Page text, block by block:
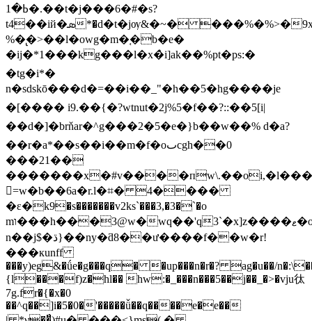
ߕ�1�.��t�j���6�#�s?
t4��iй�ܣ*�d�t�jѹ&�~� ���%�%>�9xf���h^c�'=�u�j��&a�|-
%�̢�>��l�owg�m�֚�b�e�
�ij�*1���kg���l�x�̀i]ak��%pt�ps:�
�tg�i*�
n�sdskō���d�=��i��_"�h��5�hg����je
�[���� i9.��{�?wtnut�2j%5�f��?::��5[i|
��d�]�brňar�^g���2�5�e�}b��w��% d�a?
��r�a*��s��i��m�f�oٮcgh��0
���21��
𥜦=w�b��6a�r.l�⌗� 4����
�ε�k9�s�������v2ks`���3,�3�`�o
mו���h���3@w�wq��'q3`�x]z����ޱ�o�[�����-
n��j$�ڌ}��ny�ƌ8��ư����f��w�r!
���кunff
���y)eg&�ǘe�g���q� �up���n�r�? ag�u��/
{l���f)z�hl�� hw:�_���n���5��j��_�>�vju㣖
7g.fr�{�x�0
��^q��]i�5�0�'�����ǚ��q����e�e��